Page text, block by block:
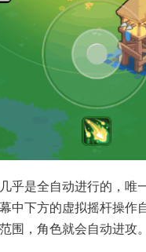
乎是全自动进行的，唯
中下方的虚拟摇杆操作
围，角色就会自动进攻。